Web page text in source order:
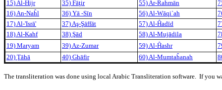
15) Al-Ĥijr
35) Fāţir 55) Ar-Raĥmān
16) An-Naĥl
36) Yā -Sīn 56) Al-Wāqi`ah
17) Al-'Isrā'
37) Aş-Şāffāt 57) Al-Ĥadīd
18) Al-Kahf
38) Şād 58) Al-Mujādila
19) Maryam
39) Az-Zumar 59) Al-Ĥashr
20) Ţāhā
40) Ghāfir 60) Al-Mumtaĥanah
The transliteration was done using local Arabic Transliteration software. If you